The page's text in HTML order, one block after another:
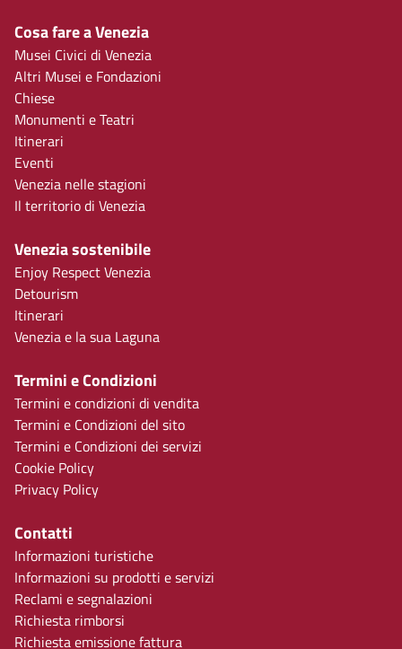
Cosa fare a Venezia
Musei Civici di Venezia
Altri Musei e Fondazioni
Chiese
Monumenti e Teatri
Itinerari
Eventi
Venezia nelle stagioni
Il territorio di Venezia
Venezia sostenibile
Enjoy Respect Venezia
Detourism
Itinerari
Venezia e la sua Laguna
Termini e Condizioni
Termini e condizioni di vendita
Termini e Condizioni del sito
Termini e Condizioni dei servizi
Cookie Policy
Privacy Policy
Contatti
Informazioni turistiche
Informazioni su prodotti e servizi
Reclami e segnalazioni
Richiesta rimborsi
Richiesta emissione fattura